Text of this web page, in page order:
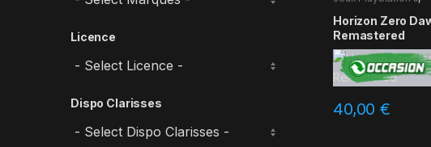
Occasions
Horizon Zero
Remastered
40,00€
Licence
Dispo Clarisses